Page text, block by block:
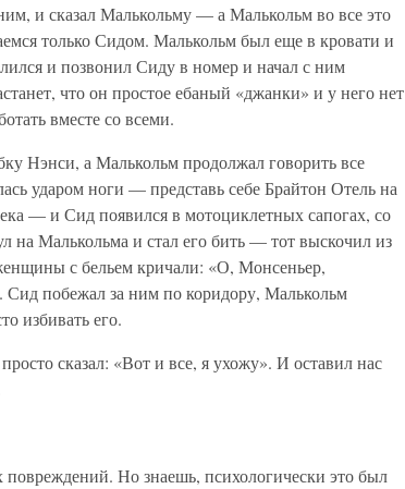
и сказал Малькольму — а Малькольм во все это
только Сидом. Малькольм был еще в кровати и
и позвонил Сиду в номер и начал с ним
что он простое ебаный «джанки» и у него нет
вместе со всеми.
Нэнси, а Малькольм продолжал говорить все
ударом ноги — представь себе Брайтон Отель на
— и Сид появился в мотоциклетных сапогах, со
на Малькольма и стал его бить — тот выскочил из
с бельем кричали: «О, Монсеньер,
Сид побежал за ним по коридору, Малькольм
избивать его.
сказал: «Вот и все, я ухожу». И оставил нас
Но знаешь, психологически это был